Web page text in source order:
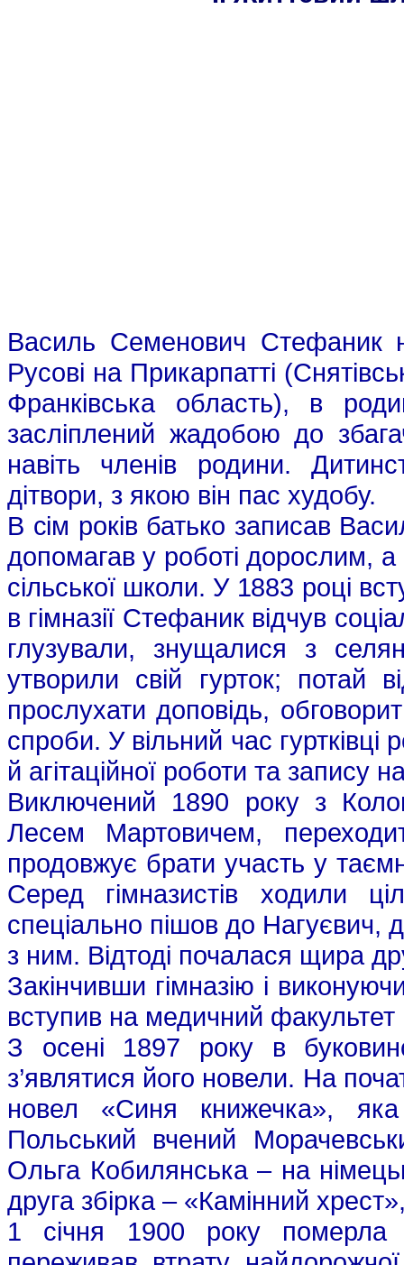
Василь Семенович Стефаник
Русові на Прикарпатті
Франківська область), в
засліплений жадобою до
навіть членів родини.
дітвори, з якою він пас худобу.
В сім років батько записав
допомагав у роботі дорослим, а
сільської школи. У 1883 році
в гімназії Стефаник відчув
глузували, знущалися з
утворили свій гурток; потай
прослухати доповідь,
спроби. У вільний час
й агітаційної роботи та запису
Виключений 1890 року з
Лесем Мартовичем,
продовжує брати участь у
Серед гімназистів ходили
спеціально пішов до
з ним. Відтоді почалася щира
Закінчивши гімназію і
вступив на медичний факультет
З осені 1897 року в
з’являтися його новели. На
новел «Синя книжечка»,
Польський вчений
Ольга Кобилянська – на
друга збірка – «Камінний
1 січня 1900 року